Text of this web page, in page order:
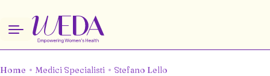
Home Medici Specialisti Stefano Lello